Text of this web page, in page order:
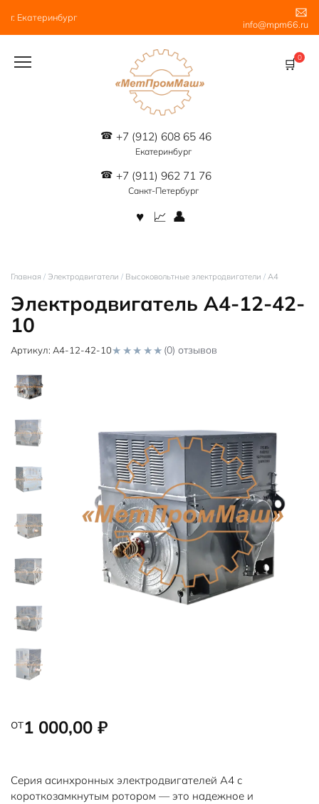
содержанию
г. Екатеринбург
info@mpm66.ru
+7 (912) 608 65 46
Екатеринбург
+7 (911) 962 71 76
Санкт-Петербург
0
Главная / Электродвигатели / Высоковольтные электродвигатели / А4
Электродвигатель А4-12-42-
10
Артикул: А4-12-42-10
5
(0) отзывов
от1 000,00 ₽
Серия асинхронных электродвигателей А4 с
короткозамкнутым ротором — это надежное и